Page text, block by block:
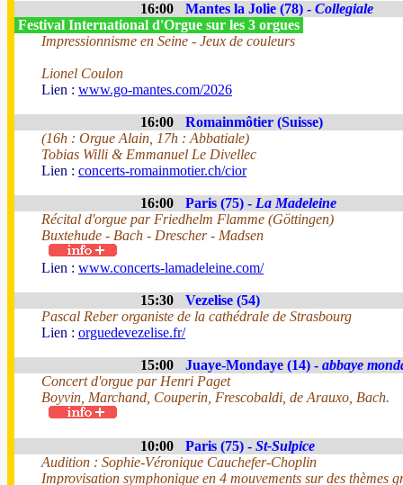
16:00 Mantes la Jolie (78) - Collegiale
Festival International d'Orgue sur les 3 orgues
Impressionnisme en Seine - Jeux de couleurs
Lionel Coulon
Lien : www.go-mantes.com/2026
16:00
Romainmôtier (Suisse)
(16h : Orgue Alain, 17h : Abbatiale)
Tobias Willi & Emmanuel Le Divellec
Lien : concerts-romainmotier.ch/cior
16:00 Paris (75) - La Madeleine
Récital d'orgue par Friedhelm Flamme (Göttingen)
Buxtehude - Bach - Drescher - Madsen
Lien : www.concerts-lamadeleine.com/
15:30
Vezelise (54)
Pascal Reber organiste de la cathédrale de Strasbourg
Lien : orguedevezelise.fr/
15:00 Juaye-Mondaye (14) - abbaye
Concert d'orgue par Henri Paget
Boyvin, Marchand, Couperin, Frescobaldi, de Arauxo, Bach.
10:00 Paris (75) - St-Sulpice
Audition : Sophie-Véronique Cauchefer-Choplin
Improvisation symphonique en 4 mouvements sur des thèmes